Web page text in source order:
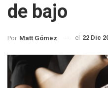
de bajo
Por Matt Gómez el 22 Dic